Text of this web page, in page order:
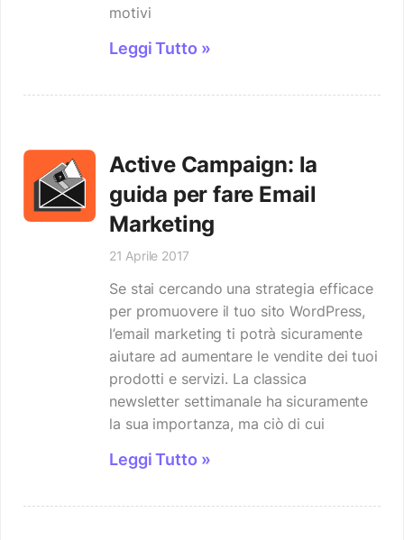
motivi
Leggi Tutto »
Active Campaign: la
guida per fare Email
Marketing
21 Aprile 2017
Se stai cercando una strategia efficace
per promuovere il tuo sito WordPress,
l’email marketing ti potrà sicuramente
aiutare ad aumentare le vendite dei tuoi
prodotti e servizi. La classica
newsletter settimanale ha sicuramente
la sua importanza, ma ciò di cui
Leggi Tutto »